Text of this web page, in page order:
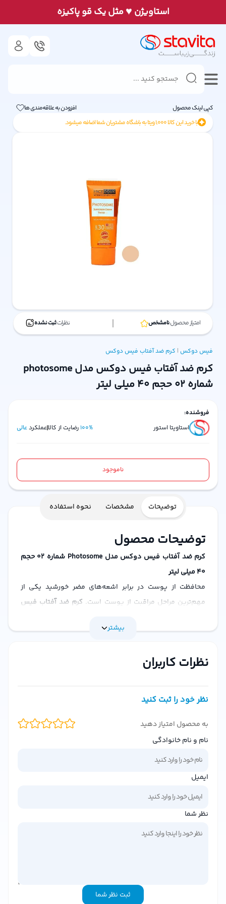
استاويژن ♥مثل يک قو پاكيزه
کپی لینک محصول
افزودن به علاقه‌مندی ها
با خرید این کالا1,000ویتا به باشگاه مشتریان شما اضافه میشود.
امتیاز محصول:نامشخص نظرات:ثبت نشده
فیس دوکس | کرم ضد آفتاب فیس دوکس
کرم ضد آفتاب فیس دوکس مدل photosome
شماره 02 حجم 40 میلی لیتر
فروشنده:
استاویتا استور
100% رضایت از کالاعملکردعالی
ناموجود
توضیحات مشخصات نحوه استفاده
توضیحات محصول
کرم ضد آفتاب فیس دوکس مدل Photosome شماره 02 حجم
40 میلی لیتر
محافظت از پوست در برابر اشعه‌های مضر خورشید یکی از
مهم‌ترین مراحل مراقبت از پوست است. کرم ضد آفتاب فیس
فناوری منحصر به فرد، انتخابی ایده‌آل برای پوست‌های حساس
مطمئن برای روزهای آفتابی و حتی ابری شما خواهد بود.
این کرم ضد آفتاب با ترکیباتی مانند
، محافظتی قوی در برابر اشعه‌های UVA و UVB ارائه
می‌دهد. ویژگی‌های برجسته این محصول عبارتند از:
محافظت بالا (SPF 50+)
زودرس پوست.
مناسب پوست‌های حساس
ملایم.
حاوی آنتی‌اکسیدان‌ها
بیشتر
نظرات کاربران
نظر خود را ثبت کنید
به محصول امتیاز دهید
نام و نام خانوادگی
ایمیل
نظر شما
ثبت نظر شما